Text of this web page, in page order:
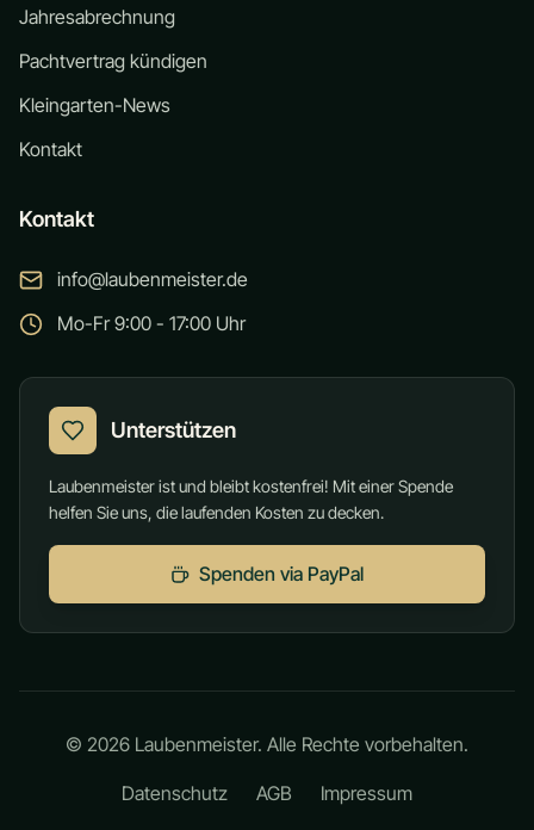
Jahresabrechnung
Pachtvertrag kündigen
Kleingarten-News
Kontakt
Kontakt
info@laubenmeister.de
Mo-Fr 9:00 - 17:00 Uhr
Unterstützen
Laubenmeister ist und bleibt kostenfrei! Mit einer Spende
helfen Sie uns, die laufenden Kosten zu decken.
Spenden via PayPal
© 2026 Laubenmeister. Alle Rechte vorbehalten.
Datenschutz AGB Impressum